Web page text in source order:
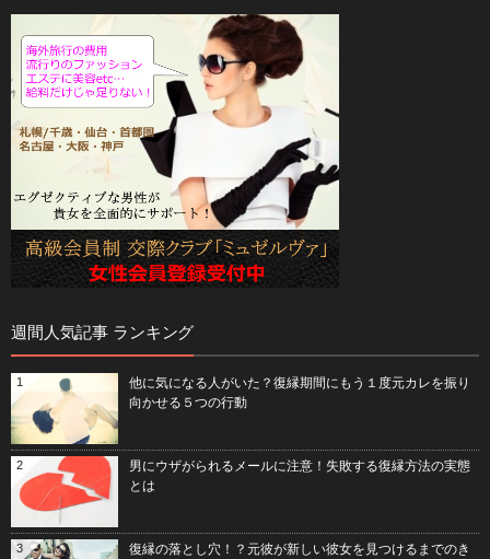
週間人気記事 ランキング
他に気になる人がいた？復縁期間にもう１度元カレを振り
向かせる５つの行動
1
男にウザがられるメールに注意！失敗する復縁方法の実態
とは
2
復縁の落とし穴！？元彼が新しい彼女を見つけるまでのき
3